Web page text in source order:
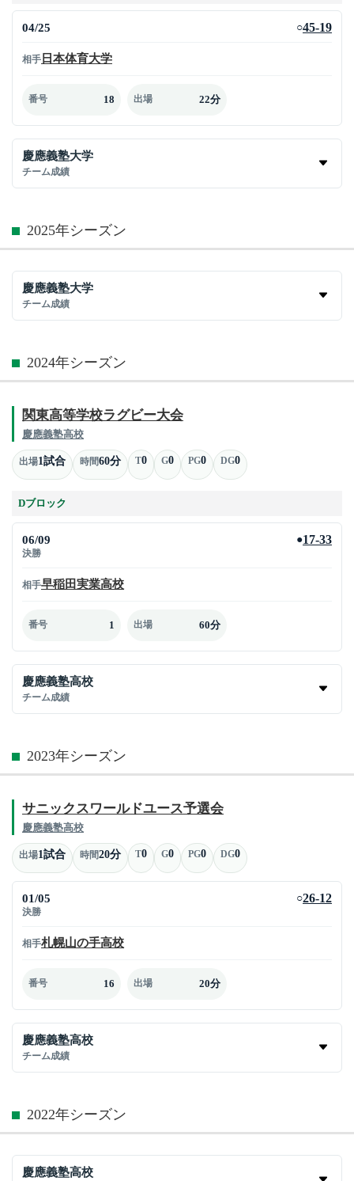
04/25 ○45-19
相手 日本体育大学
番号 18 出場 22分
慶應義塾大学
チーム成績
2025年シーズン
慶應義塾大学
チーム成績
2024年シーズン
関東高等学校ラグビー大会
慶應義塾高校
出場1試合 時間60分 T0 G0 PG0 DG0
Dブロック
06/09
決勝
●17-33
相手早稲田実業高校
番号 1 出場 60分
慶應義塾高校
チーム成績
2023年シーズン
サニックスワールドユース予選会
慶應義塾高校
出場1試合 時間20分 T0 G0 PG0 DG0
01/05
決勝
○26-12
相手札幌山の手高校
番号 16 出場 20分
慶應義塾高校
チーム成績
2022年シーズン
慶應義塾高校